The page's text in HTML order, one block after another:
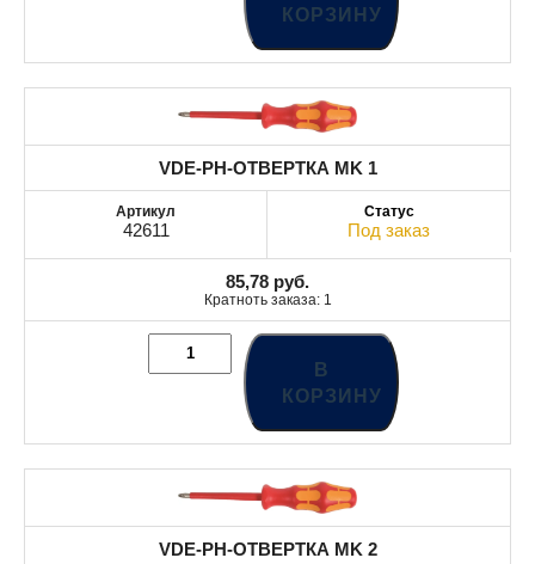
КОРЗИНУ
VDE-PH-ОТВЕРТКА MK 1
42611 Под заказ
85,78 руб.
Кратноть заказа: 1
В
КОРЗИНУ
VDE-PH-ОТВЕРТКА MK 2